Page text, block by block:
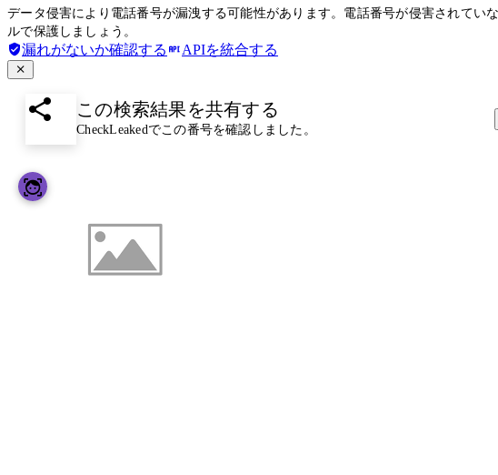
データ侵害により電話番号が漏洩する可能性があります。電話番号が侵害されてい
ルで保護しましょう。
漏れがないか確認する APIを統合する
この検索結果を共有する
CheckLeakedでこの番号を確認しました。